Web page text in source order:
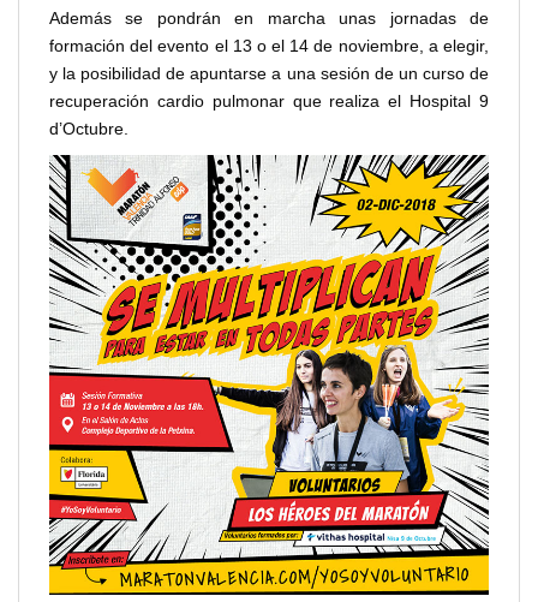
Además se pondrán en marcha unas jornadas de
formación del evento el 13 o el 14 de noviembre, a elegir,
y la posibilidad de apuntarse a una sesión de un curso de
recuperación cardio pulmonar que realiza el Hospital 9
d’Octubre.